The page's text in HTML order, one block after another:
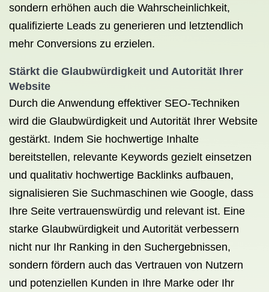
sondern erhöhen auch die Wahrscheinlichkeit,
qualifizierte Leads zu generieren und letztendlich
mehr Conversions zu erzielen.
Stärkt die Glaubwürdigkeit und Autorität Ihrer
Website
Durch die Anwendung effektiver SEO-Techniken
wird die Glaubwürdigkeit und Autorität Ihrer Website
gestärkt. Indem Sie hochwertige Inhalte
bereitstellen, relevante Keywords gezielt einsetzen
und qualitativ hochwertige Backlinks aufbauen,
signalisieren Sie Suchmaschinen wie Google, dass
Ihre Seite vertrauenswürdig und relevant ist. Eine
starke Glaubwürdigkeit und Autorität verbessern
nicht nur Ihr Ranking in den Suchergebnissen,
sondern fördern auch das Vertrauen von Nutzern
und potenziellen Kunden in Ihre Marke oder Ihr